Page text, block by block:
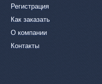
Регистрация
Как заказать
О компании
Контакты